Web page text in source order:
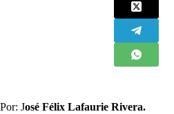
Por: José Félix Lafaurie Rivera.